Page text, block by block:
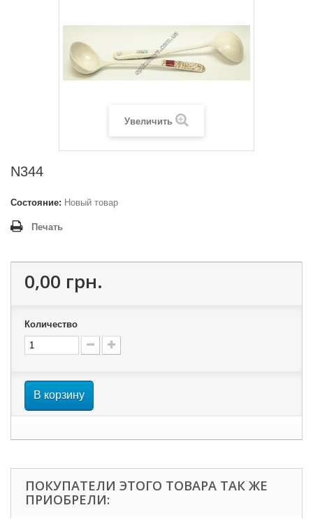
Увеличить
N344
Состояние: Новый товар
Печать
0,00 грн.
Количество
В корзину
ПОКУПАТЕЛИ ЭТОГО ТОВАРА ТАК ЖЕ
ПРИОБРЕЛИ: